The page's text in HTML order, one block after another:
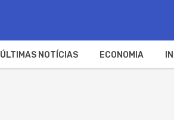
ÚLTIMAS NOTÍCIAS ECONOMIA